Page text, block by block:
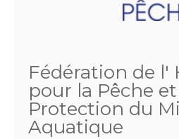
Fédération de l'
pour la Pêche
Protection du
Aquatique